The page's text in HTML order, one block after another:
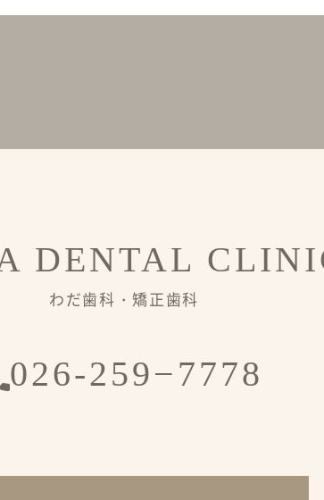
DENTAL
わだ歯科・矯正歯科
026-259−7778